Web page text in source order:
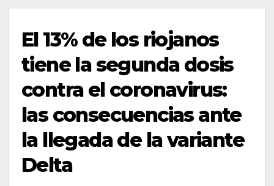
El 13% de los riojanos
tiene la segunda dosis
contra el coronavirus:
las consecuencias ante
la llegada de la variante
Delta